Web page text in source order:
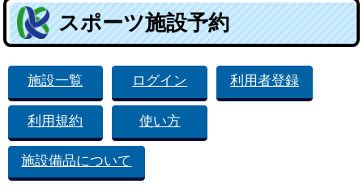
スポーツ施設予約
施設一覧 ログイン 利用者登録
利用規約 使い方
施設備品について